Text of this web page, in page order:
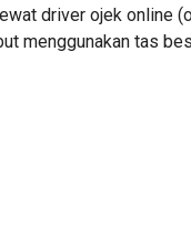
driver ojek online
menggunakan tas